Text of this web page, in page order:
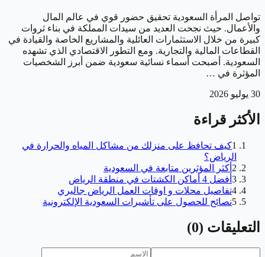
تواصل المرأة السعودية تحقيق حضور قوي في عالم المال
والأعمال. حيث نجحت العديد من سيدات المملكة في بناء ثروات
كبيرة من خلال الاستثمارات العائلية والمشاريع الخاصة والقيادة في
القطاعات المالية والتجارية. ومع التطور الاقتصادي الذي تشهده
السعودية. أصبحت أسماء نسائية سعودية ضمن أبرز الشخصيات
المؤثرة في …
30 يوليو 2026
الأكثر قراءة
1كيف تحافظ على منزلك من مشاكل المياه والحرارة في
الرياض؟
2 أكثر المؤثرين متابعة في السعودية
3 أفضل 4 أماكن الكشتات في منطقة الرياض
4تفاصيل محلات و اوقات العمل الرياض جاليري
5نصائح للحصول على تأشيرات السعودية الإلكترونية
التعليقات (
0
)